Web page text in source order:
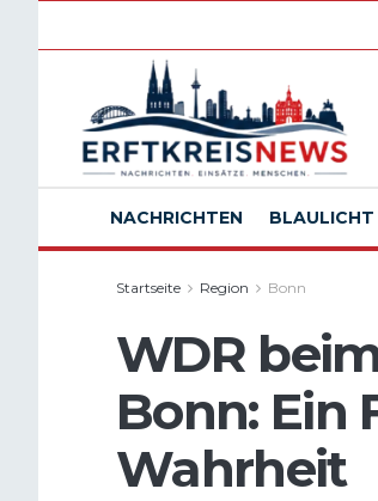
NACHRICHTEN BLAULICHT
Startseite Region Bonn
WDR
Bonn: Ein
Wahrheit